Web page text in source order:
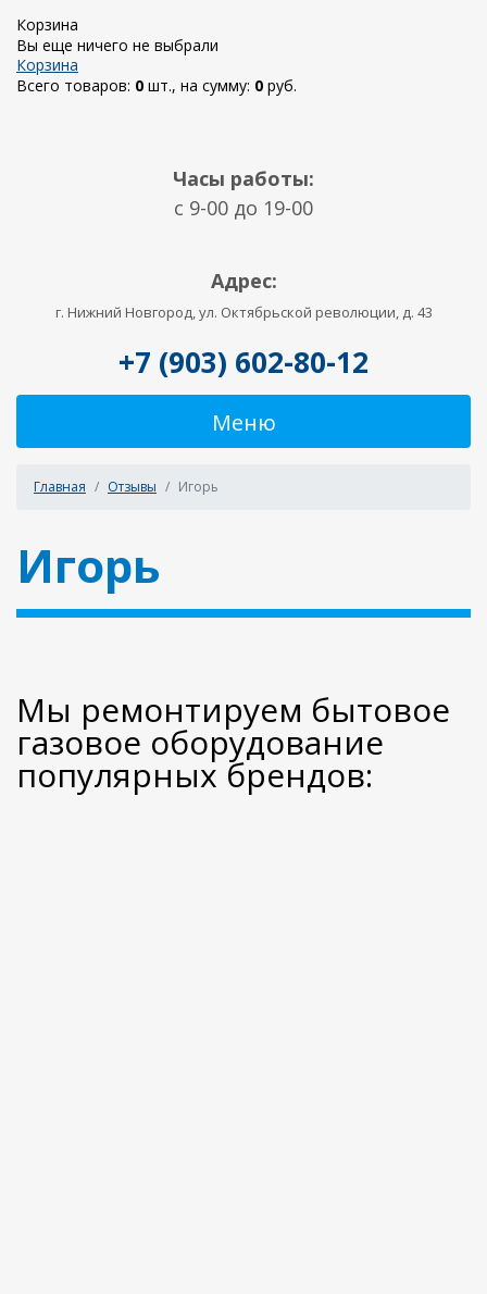
Корзина
Вы еще ничего не выбрали
Корзина
Всего товаров: 0 шт., на сумму: 0 руб.
Часы работы:
c 9-00 до 19-00
Адрес:
г. Нижний Новгород, ул. Октябрьской революции, д. 43
+7 (903) 602-80-12
Меню
Главная Отзывы Игорь
Игорь
Мы ремонтируем бытовое
газовое оборудование
популярных брендов: